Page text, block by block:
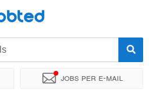
Jobs per e-mail